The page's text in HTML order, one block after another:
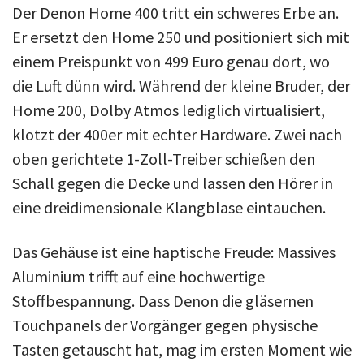
Der Denon Home 400 tritt ein schweres Erbe an.
Er ersetzt den Home 250 und positioniert sich mit
einem Preispunkt von 499 Euro genau dort, wo
die Luft dünn wird. Während der kleine Bruder, der
Home 200, Dolby Atmos lediglich virtualisiert,
klotzt der 400er mit echter Hardware. Zwei nach
oben gerichtete 1-Zoll-Treiber schießen den
Schall gegen die Decke und lassen den Hörer in
eine dreidimensionale Klangblase eintauchen.
Das Gehäuse ist eine haptische Freude: Massives
Aluminium trifft auf eine hochwertige
Stoffbespannung. Dass Denon die gläsernen
Touchpanels der Vorgänger gegen physische
Tasten getauscht hat, mag im ersten Moment wie